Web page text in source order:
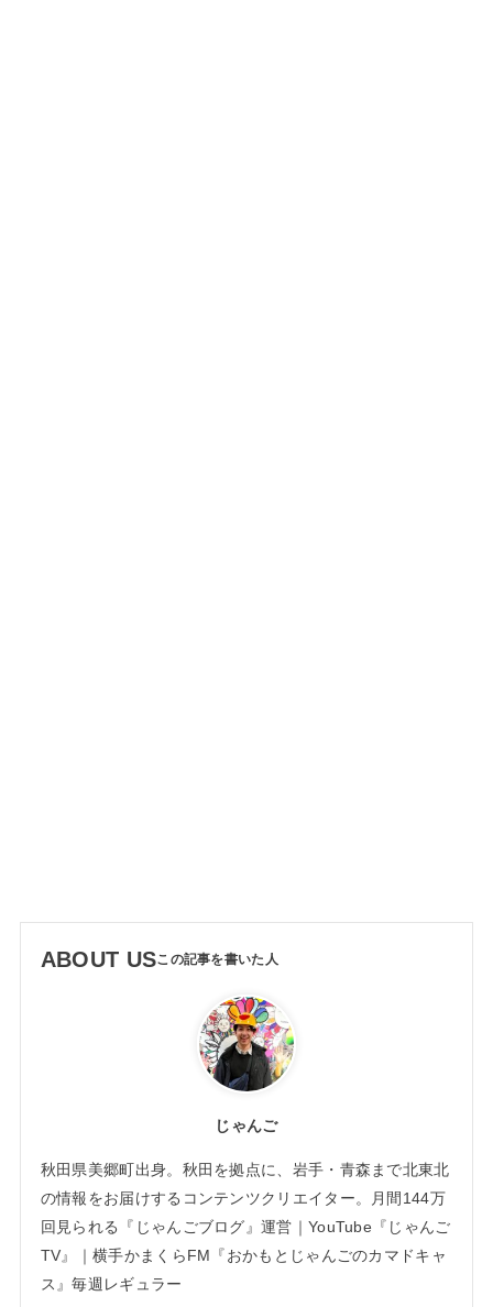
ABOUT US
じゃんご
秋田県美郷町出身。秋田を拠点に、岩手・青森まで北東北
の情報をお届けするコンテンツクリエイター。月間144万
回見られる『じゃんごブログ』運営｜YouTube『じゃんご
TV』｜横手かまくらFM『おかもとじゃんごのカマドキャ
ス』毎週レギュラー